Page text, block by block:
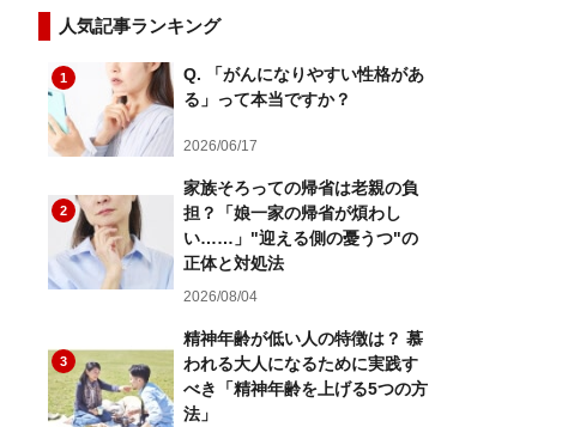
人気記事ランキング
1
Q. 「がんになりやすい性格があ
る」って本当ですか？
2026/06/17
2
家族そろっての帰省は老親の負
担？「娘一家の帰省が煩わし
い……」"迎える側の憂うつ"の
正体と対処法
2026/08/04
3
精神年齢が低い人の特徴は？ 慕
われる大人になるために実践す
べき「精神年齢を上げる5つの方
法」